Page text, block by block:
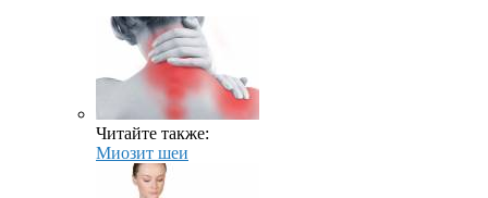
Читайте также:
Миозит шеи